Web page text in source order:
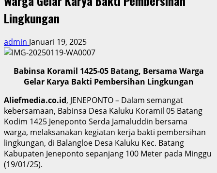
Lingkungan
admin Januari 19, 2025
Babinsa Koramil 1425-05 Batang, Bersama Warga
Gelar Karya Bakti Pembersihan Lingkungan
Aliefmedia.co.id, JENEPONTO – Dalam semangat
kebersamaan, Babinsa Desa Kaluku Koramil 05 Batang
Kodim 1425 Jeneponto Serda Jamaluddin bersama
warga, melaksanakan kegiatan kerja bakti pembersihan
lingkungan, di Balangloe Desa Kaluku Kec. Batang
Kabupaten Jeneponto sepanjang 100 Meter pada Minggu
(19/01/25).